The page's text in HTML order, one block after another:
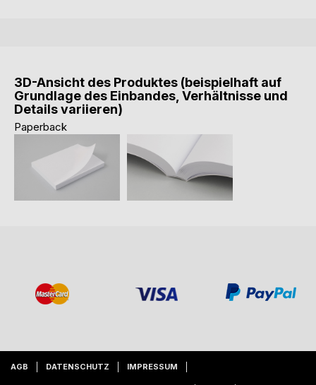
3D-Ansicht des Produktes (beispielhaft auf
Grundlage des Einbandes, Verhältnisse und
Details variieren)
Paperback
AGB DATENSCHUTZ IMPRESSUM